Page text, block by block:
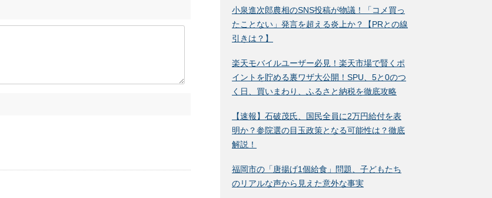
小泉進次郎農相のSNS投稿が物議！「コメ買っ
たことない」発言を超える炎上か？【PRとの線
引きは？】
楽天モバイルユーザー必見！楽天市場で賢くポ
イントを貯める裏ワザ大公開！SPU、5と0のつ
く日、買いまわり、ふるさと納税を徹底攻略
【速報】石破茂氏、国民全員に2万円給付を表
明か？参院選の目玉政策となる可能性は？徹底
解説！
福岡市の「唐揚げ1個給食」問題、子どもたち
のリアルな声から見えた意外な事実